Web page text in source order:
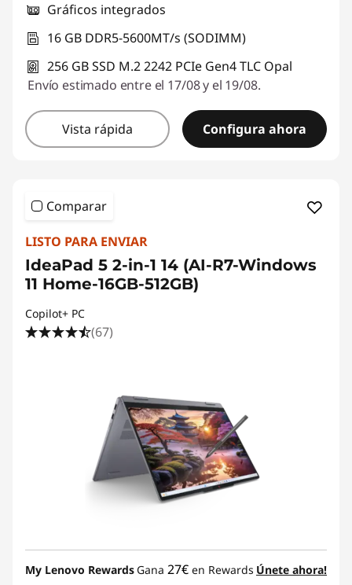
Gráficos integrados
16 GB DDR5-5600MT/s (SODIMM)
256 GB SSD M.2 2242 PCIe Gen4 TLC Opal
Envío estimado entre el 17/08 y el 19/08.
Vista rápida Configura ahora
Comparar
LISTO PARA ENVIAR
IdeaPad 5 2-in-1 14 (AI-R7-Windows
11 Home-16GB-512GB)
Copilot+ PC
(67)
My Lenovo Rewards Gana 27€ en Rewards Únete ahora!